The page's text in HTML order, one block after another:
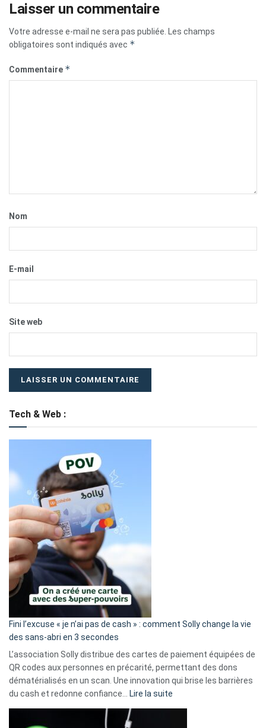
Laisser un commentaire
Votre adresse e-mail ne sera pas publiée.
Les champs
obligatoires sont indiqués avec *
Commentaire *
Nom
E-mail
Site web
Tech & Web :
Fini l’excuse « je n’ai pas de cash » : comment Solly change la vie
des sans-abri en 3 secondes
L’association Solly distribue des cartes de paiement équipées de
QR codes aux personnes en précarité, permettant des dons
dématérialisés en un scan. Une innovation qui brise les barrières
du cash et redonne confiance…
Lire la suite